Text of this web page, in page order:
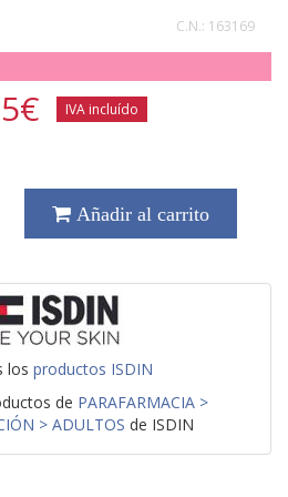
C.N.: 163169
€ IVA incluído
Añadir al carrito
los productos ISDIN
de PARAFARMACIA >
> ADULTOS de ISDIN